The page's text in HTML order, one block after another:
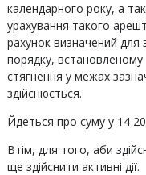
календарного року, а
урахування такого
рахунок визначений для
порядку,
стягнення у межах
здійснюється.
Йдеться про суму у 14
Втім, для того, аби
ще здійснити активні дії.